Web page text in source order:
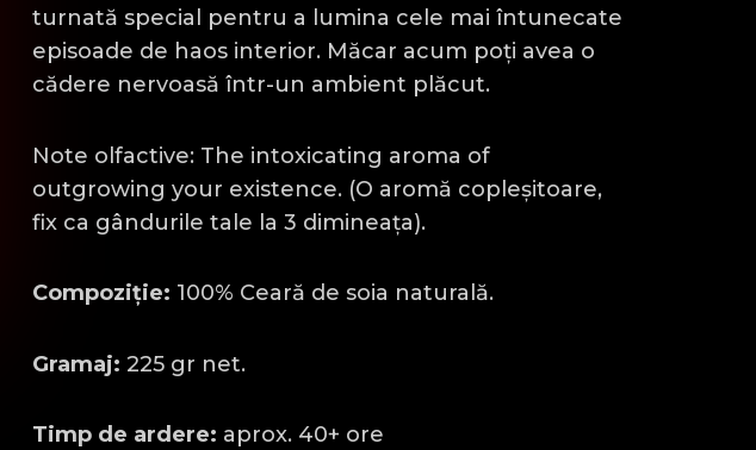
turnată special pentru a lumina cele mai întunecate
episoade de haos interior. Măcar acum poți avea o
cădere nervoasă într-un ambient plăcut.
Note olfactive: The intoxicating aroma of
outgrowing your existence. (O aromă copleșitoare,
fix ca gândurile tale la 3 dimineața).
Compoziție: 100% Ceară de soia naturală.
Gramaj: 225 gr net.
Timp de ardere: aprox. 40+ ore